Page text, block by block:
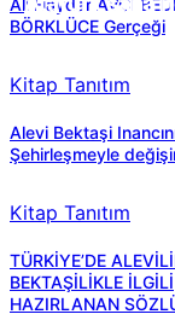
Ali Haydar AVCI
BÖRKLÜCE Gerçeği
Kitap Tanıtım
Alevi Bektaşi
Şehirleşmeyle
Kitap Tanıtım
TÜRKİYE’DE
BEKTAŞİLİKLE İLGİLİ
HAZIRLANAN